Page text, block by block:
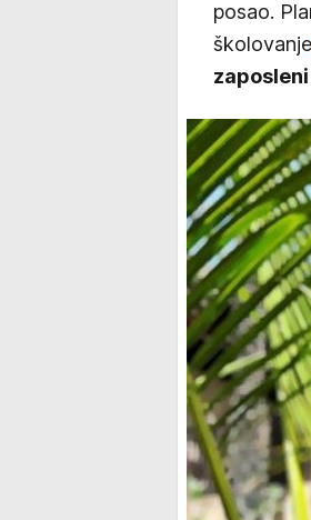
posao.